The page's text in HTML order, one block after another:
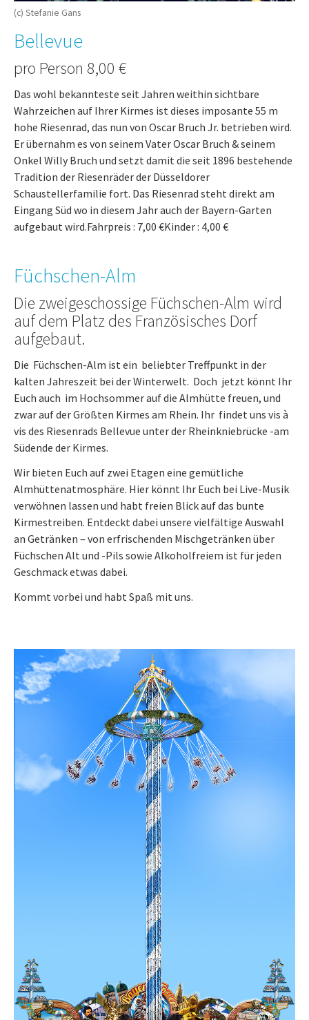
(c) Stefanie Gans
Bellevue
pro Person 8,00 €
Das wohl bekannteste seit Jahren weithin sichtbare
Wahrzeichen auf Ihrer Kirmes ist dieses imposante 55 m
hohe Riesenrad, das nun von Oscar Bruch Jr. betrieben wird.
Er übernahm es von seinem Vater Oscar Bruch & seinem
Onkel Willy Bruch und setzt damit die seit 1896 bestehende
Tradition der Riesenräder der Düsseldorer
Schaustellerfamilie fort. Das Riesenrad steht direkt am
Eingang Süd wo in diesem Jahr auch der Bayern-Garten
aufgebaut wird.Fahrpreis : 7,00 €Kinder : 4,00 €
Füchschen-Alm
Die zweigeschossige Füchschen-Alm wird
auf dem Platz des Französisches Dorf
aufgebaut.
Die Füchschen-Alm ist ein beliebter Treffpunkt in der
kalten Jahreszeit bei der Winterwelt. Doch jetzt könnt Ihr
Euch auch im Hochsommer auf die Almhütte freuen, und
zwar auf der Größten Kirmes am Rhein. Ihr findet uns vis à
vis des Riesenrads Bellevue unter der Rheinkniebrücke -am
Südende der Kirmes.
Wir bieten Euch auf zwei Etagen eine gemütliche
Almhüttenatmosphäre. Hier könnt Ihr Euch bei Live-Musik
verwöhnen lassen und habt freien Blick auf das bunte
Kirmestreiben. Entdeckt dabei unsere vielfältige Auswahl
an Getränken – von erfrischenden Mischgetränken über
Füchschen Alt und -Pils sowie Alkoholfreiem ist für jeden
Geschmack etwas dabei.
Kommt vorbei und habt Spaß mit uns.